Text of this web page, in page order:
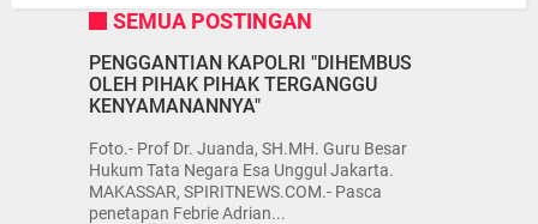
SEMUA POSTINGAN
PENGGANTIAN KAPOLRI "DIHEMBUS
OLEH PIHAK PIHAK TERGANGGU
KENYAMANANNYA"
Foto.- Prof Dr. Juanda, SH.MH. Guru Besar
Hukum Tata Negara Esa Unggul Jakarta.
MAKASSAR, SPIRITNEWS.COM.- Pasca
penetapan Febrie Adrian...